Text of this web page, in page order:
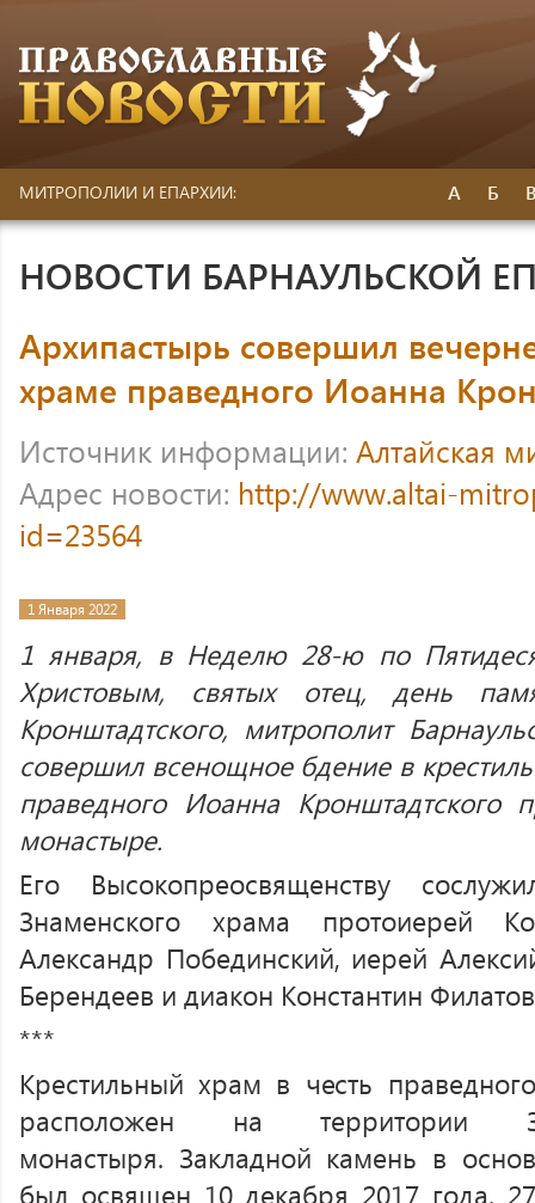
МИТРОПОЛИИ И ЕПАРХИИ: А Б
НОВОСТИ БАРНАУЛЬСКОЙ
Архипастырь совершил
храме праведного Иоанна
Источник информации: Алтайская
Адрес новости: http://www.altai-
id=23564
1 Января 2022
1 января, в Неделю 28-ю по
Христовым, святых отец, день
Кронштадтского, митрополит
совершил всенощное бдение в
праведного Иоанна Кронштадтского
монастыре.
Его Высокопреосвященству
Знаменского храма протоиерей
Александр Побединский, иерей
Берендеев и диакон Константин
***
Крестильный храм в честь
расположен на территории
монастыря. Закладной камень в
был освящен 10 декабря 2017 года.